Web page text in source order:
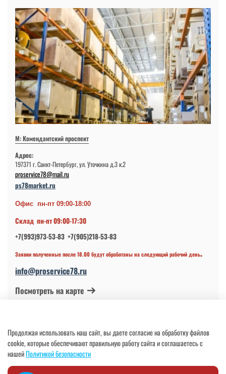
М: Комендантский проспект
Адрес:
197371 г. Санкт-Петербург, ул. Уточкина д.3 к.2
proservice78@mail.ru
ps78market.ru
Офис пн-пт 09:00-18:00
Склад пн-пт 09:00-17:30
+7(993)973-53-83 +7(905)218-53-83
Заявки полученные после 18.00 будут обработаны на следующий рабочий день.
info@proservice78.ru
Посмотреть на карте
ОГРНИП 317784700113997 от 17.04.2017
Продолжая использовать наш сайт, вы даете согласие на обработку файлов
cookie, которые обеспечивают правильную работу сайта и соглашаетесь с
нашейПолитикой безопасности